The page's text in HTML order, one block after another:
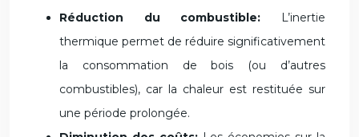
Réduction du combustible:
L’inertie
thermique permet de réduire significativement
la consommation de bois (ou d’autres
combustibles), car la chaleur est restituée sur
une période prolongée.